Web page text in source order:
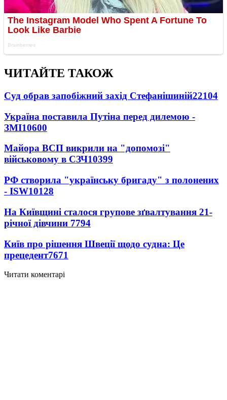
ЧИТАЙТЕ ТАКОЖ
Суд обрав запобіжний захід Стефанішиній22104
Україна поставила Путіна перед дилемою -
ЗМІ10600
Майора ВСП викрили на "допомозі"
військовому в СЗЧ10399
РФ створила "українську бригаду" з полонених
- ISW10128
На Київщині сталося групове зґвалтування 21-
річної дівчини 7794
Київ про рішення Швеції щодо судна: Це
прецедент7671
Читати коментарі